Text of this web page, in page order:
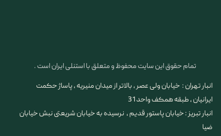
تمام حقوق این سایت محفوظ و متعلق با استنلی ایران است .
انبار تهران : خیابان ولی عصر ، بالاتر از میدان منیریه ، پاساژ حکمت
ایرانیان ، طبقه همکف واحد 31
​​​​​​​انبار تبریز : خیابان پاستور قدیم ، نرسیده به خیابان شریعتی نبش خیابان
ضیا